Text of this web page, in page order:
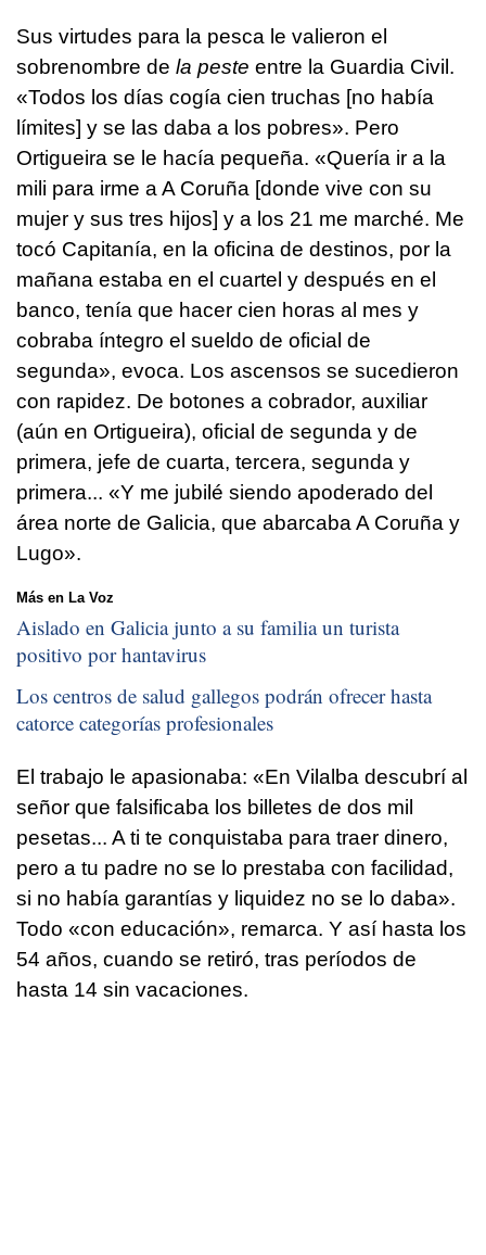
Sus virtudes para la pesca le valieron el
sobrenombre de la peste entre la Guardia Civil.
«Todos los días cogía cien truchas [no había
límites] y se las daba a los pobres». Pero
Ortigueira se le hacía pequeña. «Quería ir a la
mili para irme a A Coruña [donde vive con su
mujer y sus tres hijos] y a los 21 me marché. Me
tocó Capitanía, en la oficina de destinos, por la
mañana estaba en el cuartel y después en el
banco, tenía que hacer cien horas al mes y
cobraba íntegro el sueldo de oficial de
segunda», evoca. Los ascensos se sucedieron
con rapidez. De botones a cobrador, auxiliar
(aún en Ortigueira), oficial de segunda y de
primera, jefe de cuarta, tercera, segunda y
primera... «Y me jubilé siendo apoderado del
área norte de Galicia, que abarcaba A Coruña y
Lugo».
Más en La Voz
Aislado en Galicia junto a su familia un turista
positivo por hantavirus
Los centros de salud gallegos podrán ofrecer hasta
catorce categorías profesionales
El trabajo le apasionaba: «En Vilalba descubrí al
señor que falsificaba los billetes de dos mil
pesetas... A ti te conquistaba para traer dinero,
pero a tu padre no se lo prestaba con facilidad,
si no había garantías y liquidez no se lo daba».
Todo «con educación», remarca. Y así hasta los
54 años, cuando se retiró, tras períodos de
hasta 14 sin vacaciones.